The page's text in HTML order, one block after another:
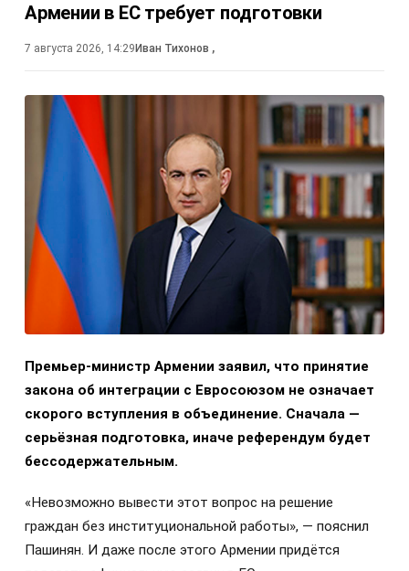
Армении в ЕС требует подготовки
7 августа 2026, 14:29Иван Тихонов ,
Премьер-министр Армении заявил, что принятие
закона об интеграции с Евросоюзом не означает
скорого вступления в объединение. Сначала —
серьёзная подготовка, иначе референдум будет
бессодержательным.
«Невозможно вывести этот вопрос на решение
граждан без институциональной работы», — пояснил
Пашинян. И даже после этого Армении придётся